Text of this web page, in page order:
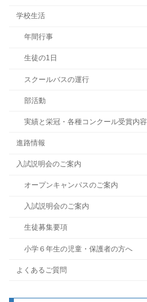
学校生活
年間行事
生徒の1日
スクールバスの運行
部活動
実績と栄冠・各種コンクール受賞内容
進路情報
入試説明会のご案内
オープンキャンパスのご案内
入試説明会のご案内
生徒募集要項
小学６年生の児童・保護者の方へ
よくあるご質問